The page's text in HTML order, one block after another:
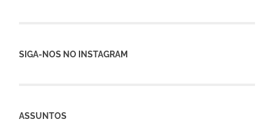
SIGA-NOS NO INSTAGRAM
ASSUNTOS